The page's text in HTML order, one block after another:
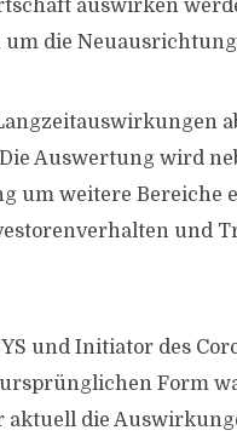
auswirken
um die
Auswertung wird
um weitere Bereiche
und
und Initiator des
Form
aktuell die